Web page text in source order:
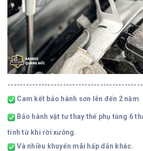
Cam kết bảo hành sơn lên đến 2 năm
Bảo hành vật tư thay thế phụ tùng 6
tính từ khi rời xưởng.
Và nhiều khuyến mãi hấp dẫn khác.